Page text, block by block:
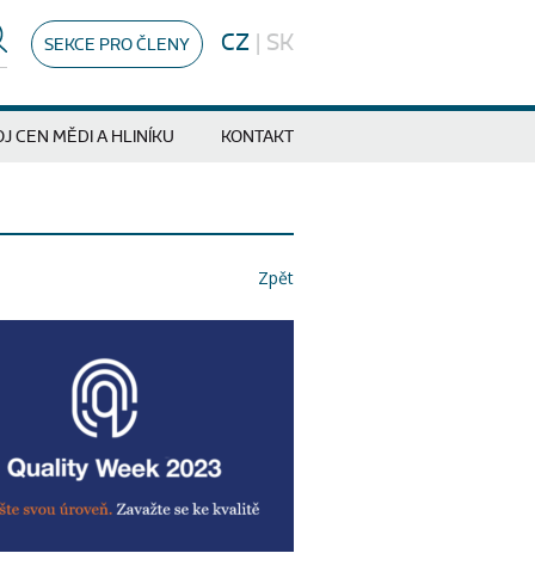
SEKCE PRO ČLENY CZ | SK
CEN MĚDI A HLINÍKU KONTAKT
Zpět